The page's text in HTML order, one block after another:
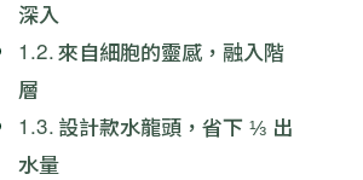
深入
來自細胞的靈感，融入階
層
設計款水龍頭，省下 ⅓ 出
水量